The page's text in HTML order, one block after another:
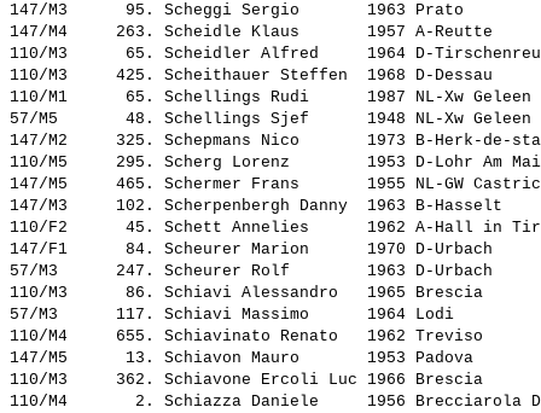
147/M3      95. Scheggi Sergio
1963 Prato
147/M4     263. Scheidle Klaus
1957 A-Reutte
110/M3      65. Scheidler Alfred
1964 D-
110/M3     425. Scheithauer Steffen
1968 D-
110/M1      65. Schellings Rudi
1987 NL-Xw
57/M5       48. Schellings Sjef
1948 NL-Xw
147/M2     325. Schepmans Nico
1973 B-Herk-de-
110/M5     295. Scherg Lorenz
1953 D-Lohr
147/M5     465. Schermer Frans
1955 NL-GW
147/M3     102. Scherpenbergh Danny
1963 B-Hasselt
110/F2      45. Schett Annelies
1962 A-Hall in
147/F1      84. Scheurer Marion
1970 D-
57/M3      247. Scheurer Rolf
1963 D-
110/M3      86. Schiavi Alessandro
1965 Brescia
57/M3      117. Schiavi Massimo
1964 Lodi
110/M4     655. Schiavinato Renato
1962 Treviso
147/M5      13. Schiavon Mauro
1953 Padova
110/M3     362. Schiavone Ercoli Luc 1966 Brescia
110/M4       2. Schiazza Daniele
1956